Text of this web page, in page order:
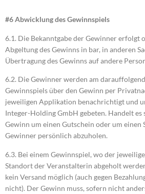
#6 Abwicklung des Gewinnspiels
6.1. Die Bekanntgabe der Gewinner erfolgt
Abgeltung des Gewinns in bar, in anderen
Übertragung des Gewinns auf andere
6.2. Die Gewinner werden am
Gewinnspiels über den Gewinn per
jeweiligen Applikation benachrichtigt und
Integer-Holding GmbH gebeten. Handelt es
Gewinn um einen Gutschein oder um einen
Gewinner persönlich abzuholen.
6.3. Bei einem Gewinnspiel, wo der
Standort der Veranstalterin abgeholt
kein Versand möglich (auch gegen
nicht). Der Gewinn muss, sofern nicht